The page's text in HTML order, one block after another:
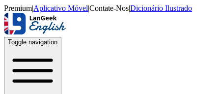
Premium|Aplicativo Móvel|Contate-Nos|Dicionário Ilustrado
Toggle navigation